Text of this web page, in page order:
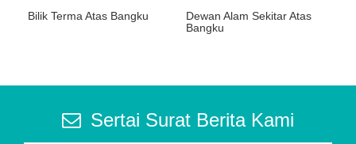
Bilik Terma Atas Bangku
Dewan Alam Sekitar Atas
Bangku
Sertai Surat Berita Kami